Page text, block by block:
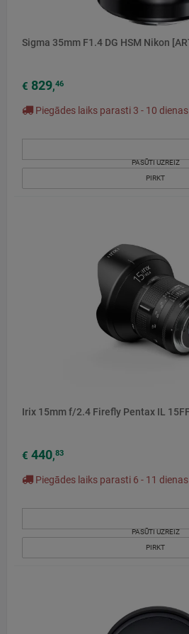
Sigma 35mm F1.4 DG HSM Nikon
€ 829,46
Piegādes laiks parasti 3 - 10 dienas
PASŪTI UZREIZ
PIRKT
Irix 15mm f/2.4 Firefly Pentax IL
€ 440,83
Piegādes laiks parasti 6 - 11 dienas
PASŪTI UZREIZ
PIRKT